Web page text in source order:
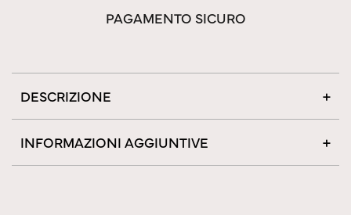
PAGAMENTO SICURO
DESCRIZIONE
INFORMAZIONI AGGIUNTIVE